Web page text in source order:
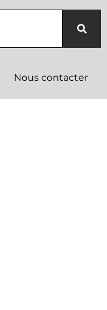
Nous contacter